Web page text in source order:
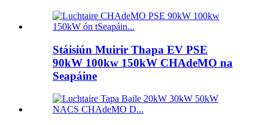
Stáisiún Muirir Thapa EV PSE
90kW 100kw 150kW CHAdeMO na
Seapáine